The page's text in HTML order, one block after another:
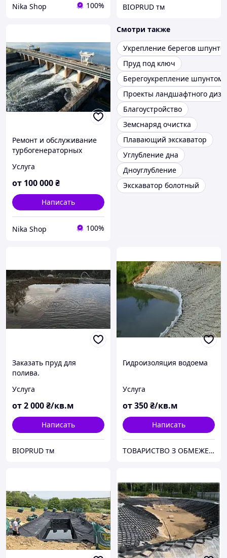
Nika Shop 100% BIOPRUD тм
Ремонт и обслуживание
турбогенераторных
,гидроагрегатов.
Услуга
от 100 000₴
Написать
Nika Shop 100%
Смотри также
Укрепление берегов
Пруд под ключ
Берегоукрепление шпунтом
Проекты ландшафтного
Благоустройство
Земснаряд очистка
Плавающий экскаватор
Углубление дна
Дноуглубление
Экскаватор болотный
Заказать пруд для
полива.
Услуга
от2 000₴/кв.м
Написать
BIOPRUD тм
Гидроизоляция водоема
Услуга
от350₴/кв.м
Написать
ТОВАРИСТВО З ОБМЕЖЕНОЮ ВІДПОВІДАЛЬНІСТЮ "ТРУБІЖВОДЕКСПЛУАТАЦІЯ"